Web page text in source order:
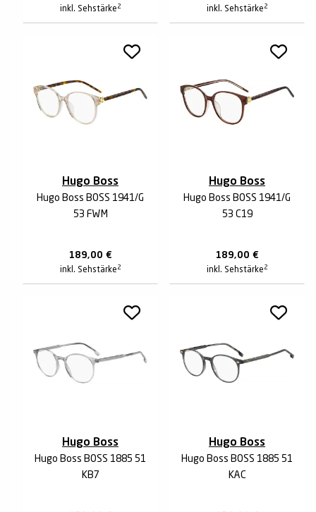
inkl. Sehstärke 2 inkl. Sehstärke 2
Hugo Boss
Hugo Boss BOSS 1941/G
53 FWM
189,00 €
inkl. Sehstärke 2
Hugo Boss
Hugo Boss BOSS 1941/G
53 C19
189,00 €
inkl. Sehstärke 2
Hugo Boss
Hugo Boss BOSS 1885 51
KB7
Hugo Boss
Hugo Boss BOSS 1885 51
KAC